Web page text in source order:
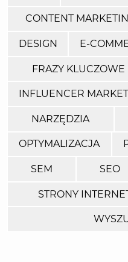
CONTENT
DESIGN E-
FRAZY KLUCZOWE
INFLUENCER
NARZĘDZIA
OPTYMALIZACJA
SEM SEO
STRONY